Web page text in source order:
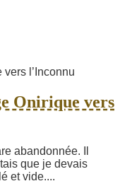
Onirique vers
abandonnée. Il
que je devais
et vide....